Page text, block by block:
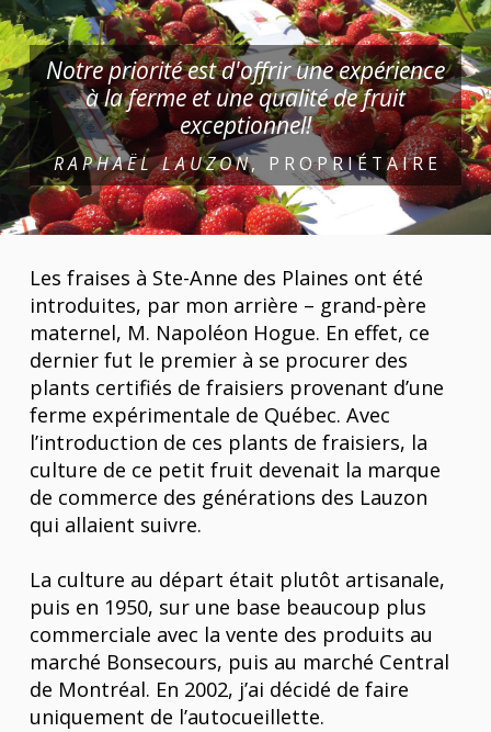
Notre priorité est d'offrir une expérience
à la ferme et une qualité de fruit
exceptionnel!
RAPHAËL LAUZON, PROPRIÉTAIRE
Les fraises à Ste-Anne des Plaines ont été
introduites, par mon arrière – grand-père
maternel, M. Napoléon Hogue. En effet, ce
dernier fut le premier à se procurer des
plants certifiés de fraisiers provenant d’une
ferme expérimentale de Québec. Avec
l’introduction de ces plants de fraisiers, la
culture de ce petit fruit devenait la marque
de commerce des générations des Lauzon
qui allaient suivre.
La culture au départ était plutôt artisanale,
puis en 1950, sur une base beaucoup plus
commerciale avec la vente des produits au
marché Bonsecours, puis au marché Central
de Montréal. En 2002, j’ai décidé de faire
uniquement de l’autocueillette.